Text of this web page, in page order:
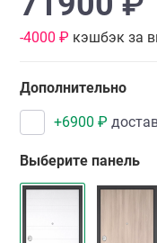
-4000 ₽ кэшбэк за
Дополнительно
+6900 ₽
Выберите панель